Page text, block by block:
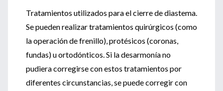
Tratamientos utilizados para el cierre de diastema.
Se pueden realizar tratamientos quirúrgicos (como
la operación de frenillo), protésicos (coronas,
fundas) u ortodónticos. Si la desarmonía no
pudiera corregirse con estos tratamientos por
diferentes circunstancias, se puede corregir con